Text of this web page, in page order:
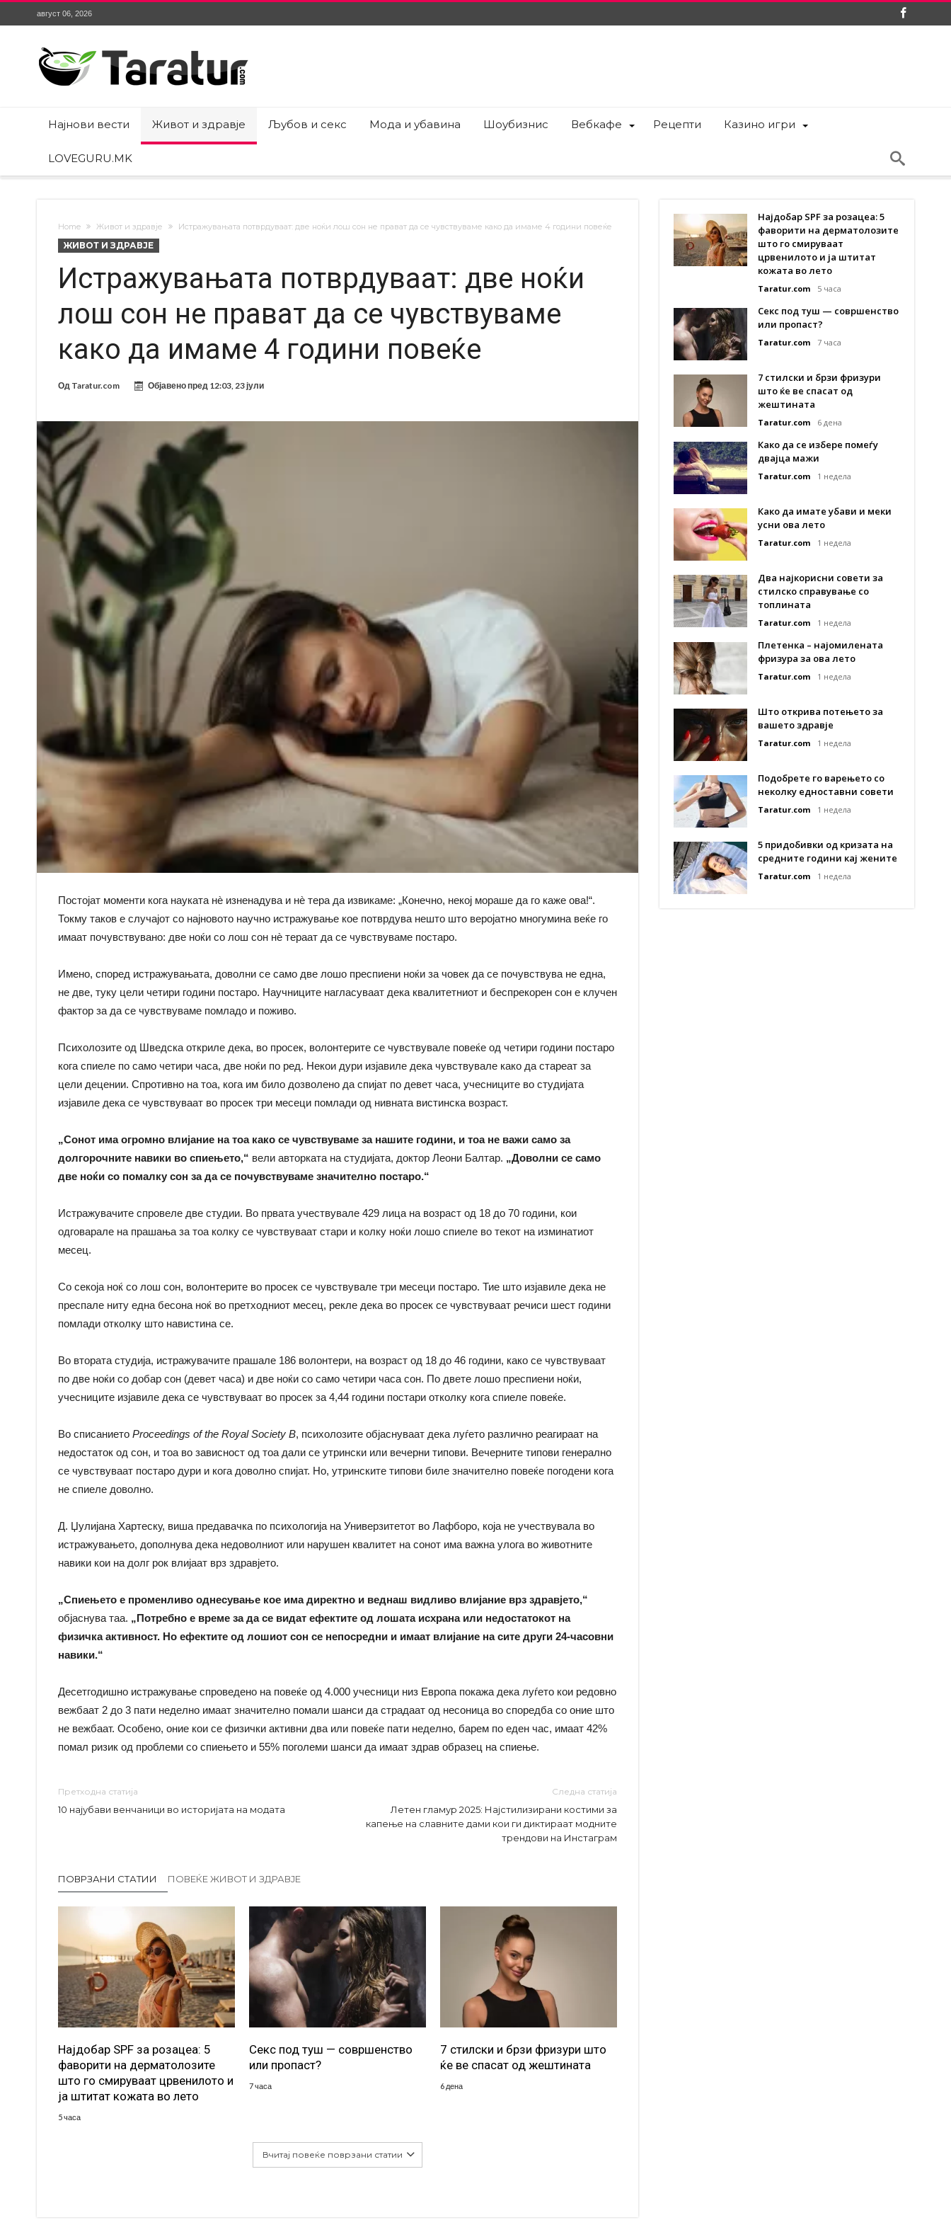
август 06, 2026
Најнови вести Живот и здравје Љубов и секс Мода и убавина Шоубизнис Вебкафе Рецепти Казино игри
LOVEGURU.MK
Home Живот и здравје Истражувањата потврдуваат: две ноќи лош сон не прават да се чувствуваме како да имаме 4 години повеќе
ЖИВОТ И ЗДРАВЈЕ
Истражувањата потврдуваат: две ноќи
лош сон не прават да се чувствуваме
како да имаме 4 години повеќе
Од Taratur.com Објавено пред 12:03, 23 јули
Постојат моменти кога науката нè изненадува и нè тера да извикаме: „Конечно, некој мораше да го каже ова!“.
Токму таков е случајот со најновото научно истражување кое потврдува нешто што веројатно многумина веќе го
имаат почувствувано: две ноќи со лош сон нè тераат да се чувствуваме постаро.
Имено, според истражувањата, доволни се само две лошо преспиени ноќи за човек да се почувствува не една,
не две, туку цели четири години постаро. Научниците нагласуваат дека квалитетниот и беспрекорен сон е клучен
фактор за да се чувствуваме помладо и поживо.
Психолозите од Шведска откриле дека, во просек, волонтерите се чувствувале повеќе од четири години постаро
кога спиеле по само четири часа, две ноќи по ред. Некои дури изјавиле дека чувствувале како да стареат за
цели децении. Спротивно на тоа, кога им било дозволено да спијат по девет часа, учесниците во студијата
изјавиле дека се чувствуваат во просек три месеци помлади од нивната вистинска возраст.
„Сонот има огромно влијание на тоа како се чувствуваме за нашите години, и тоа не важи само за
долгорочните навики во спиењето,“ вели авторката на студијата, доктор Леони Балтaр. „Доволни се само
две ноќи со помалку сон за да се почувствуваме значително постаро.“
Истражувачите спровеле две студии. Во првата учествувале 429 лица на возраст од 18 до 70 години, кои
одговарале на прашања за тоа колку се чувствуваат стари и колку ноќи лошо спиеле во текот на изминатиот
месец.
Со секоја ноќ со лош сон, волонтерите во просек се чувствувале три месеци постаро. Тие што изјавиле дека не
преспале ниту една бесона ноќ во претходниот месец, рекле дека во просек се чувствуваат речиси шест години
помлади отколку што навистина се.
Во втората студија, истражувачите прашале 186 волонтери, на возраст од 18 до 46 години, како се чувствуваат
по две ноќи со добар сон (девет часа) и две ноќи со само четири часа сон. По двете лошо преспиени ноќи,
учесниците изјавиле дека се чувствуваат во просек за 4,44 години постари отколку кога спиеле повеќе.
Во списанието Proceedings of the Royal Society B, психолозите објаснуваат дека луѓето различно реагираат на
недостаток од сон, и тоа во зависност од тоа дали се утрински или вечерни типови. Вечерните типови генерално
се чувствуваат постаро дури и кога доволно спијат. Но, утринските типови биле значително повеќе погодени кога
не спиеле доволно.
Д. Џулијана Хартеску, виша предавачка по психологија на Универзитетот во Лафборо, која не учествувала во
истражувањето, дополнува дека недоволниот или нарушен квалитет на сонот има важна улога во животните
навики кои на долг рок влијаат врз здравјето.
„Спиењето е променливо однесување кое има директно и веднаш видливо влијание врз здравјето,“
објаснува таа. „Потребно е време за да се видат ефектите од лошата исхрана или недостатокот на
физичка активност. Но ефектите од лошиот сон се непосредни и имаат влијание на сите други 24-часовни
навики.“
Десетгодишно истражување спроведено на повеќе од 4.000 учесници низ Европа покажа дека луѓето кои редовно
вежбаат 2 до 3 пати неделно имаат значително помали шанси да страдаат од несоница во споредба со оние што
не вежбаат. Особено, оние кои се физички активни два или повеќе пати неделно, барем по еден час, имаат 42%
помал ризик од проблеми со спиењето и 55% поголеми шанси да имаат здрав образец на спиење.
Претходна статија
10 најубави венчаници во историјата на модата
Следна статија
Летен гламур 2025: Најстилизирани костими за
капење на славните дами кои ги диктираат модните
трендови на Инстаграм
ПОВРЗАНИ СТАТИИ ПОВЕЌЕ ЖИВОТ И ЗДРАВЈЕ
Најдобар SPF за розацеа: 5
фаворити на дерматолозите
што го смируваат црвенилото и
ја штитат кожата во лето
5 часа
Секс под туш — совршенство
или пропаст?
7 часа
7 стилски и брзи фризури што
ќе ве спасат од жештината
6 дена
Вчитај повеќе поврзани статии
Најдобар SPF за розацеа: 5
фаворити на дерматолозите
што го смируваат
црвенилото и ја штитат
кожата во лето
Taratur.com 5 часа
Секс под туш — совршенство
или пропаст?
Taratur.com 7 часа
7 стилски и брзи фризури
што ќе ве спасат од
жештината
Taratur.com 6 дена
Како да се избере помеѓу
двајца мажи
Taratur.com 1 недела
Како да имате убави и меки
усни ова лето
Taratur.com 1 недела
Два најкорисни совети за
стилско справување со
топлината
Taratur.com 1 недела
Плетенка – најомилената
фризура за ова лето
Taratur.com 1 недела
Што открива потењето за
вашето здравје
Taratur.com 1 недела
Подобрете го варењето со
неколку едноставни совети
Taratur.com 1 недела
5 придобивки од кризата на
средните години кај жените
Taratur.com 1 недела